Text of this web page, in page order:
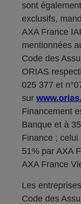
sont
exclusifs,
AXA France
mentionnées
Code des
ORIAS
025 377 et
sur
Financement
Banque et à
Finance ;
51% par AXA
AXA France
Les
Code des